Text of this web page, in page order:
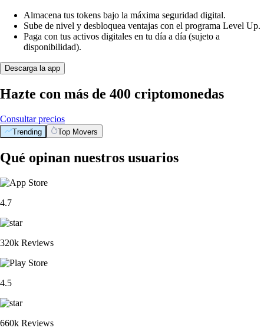
Almacena tus tokens bajo la máxima seguridad digital.
Sube de nivel y desbloquea ventajas con el programa Level Up.
Paga con tus activos digitales en tu día a día (sujeto a
disponibilidad).
Descarga la app
Hazte con más de 400 criptomonedas
Consultar precios
Trending Top Movers
Qué opinan nuestros usuarios
4.7
320k Reviews
4.5
660k Reviews